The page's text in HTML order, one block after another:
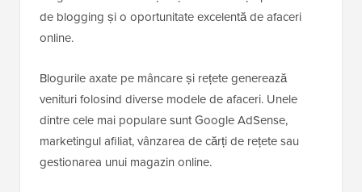
de blogging și o oportunitate excelentă de afaceri
online.
Blogurile axate pe mâncare și rețete generează
venituri folosind diverse modele de afaceri. Unele
dintre cele mai populare sunt Google AdSense,
marketingul afiliat, vânzarea de cărți de rețete sau
gestionarea unui magazin online.